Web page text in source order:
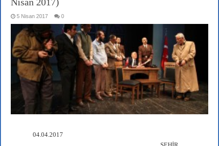
5 Nisan 2017 0
04.04.2017